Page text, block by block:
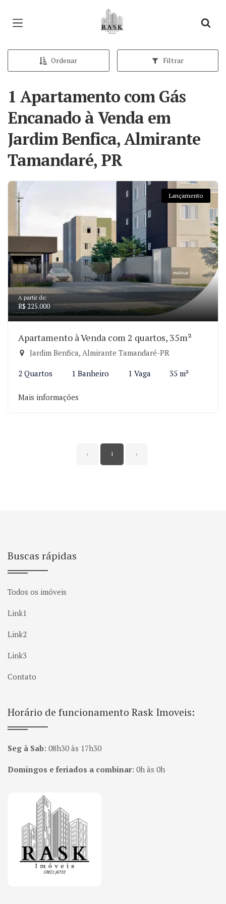
Página inicial
Ordenar Filtrar
1 Apartamento com Gás
Encanado à Venda em
Jardim Benfica, Almirante
Tamandaré, PR
Lançamento
A partir de:
R$ 225.000
Apartamento à Venda com 2 quartos, 35m²
Jardim Benfica, Almirante Tamandaré-PR
2 Quartos 1 Banheiro 1 Vaga 35 m²
Mais informações
‹ 1 ›
Buscas rápidas
Todos os imóveis
Link1
Link2
Link3
Contato
Horário de funcionamento Rask Imoveis:
Seg à Sab: 08h30 às 17h30
Domingos e feriados a combinar: 0h às 0h
Página inicial